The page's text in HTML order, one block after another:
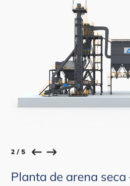
2 / 5
Planta de arena